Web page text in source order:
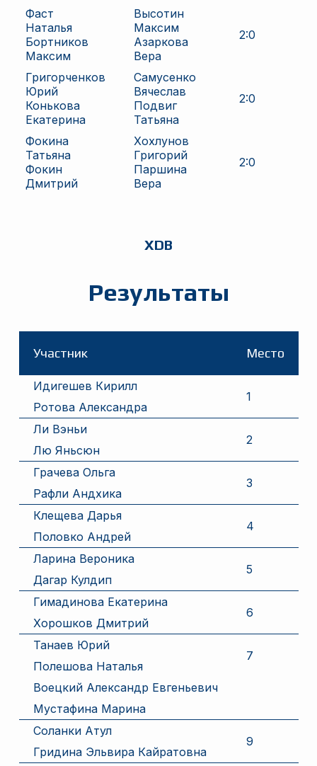
Фаст
Наталья
Бортников
Максим
Высотин
Максим
Азаркова
Вера
2:0
Григорченков
Юрий
Конькова
Екатерина
Самусенко
Вячеслав
Подвиг
Татьяна
2:0
Фокина
Татьяна
Фокин
Дмитрий
Хохлунов
Григорий
Паршина
Вера
2:0
XDB
Результаты
Участник Место
Идигешев Кирилл
1
Ротова Александра
Ли Вэньи
2
Лю Яньсюн
Грачева Ольга
3
Рафли Андхика
Клещева Дарья
4
Половко Андрей
Ларина Вероника
5
Дагар Кулдип
Гимадинова Екатерина
6
Хорошков Дмитрий
Танаев Юрий
7
Полешова Наталья
Воецкий Александр Евгеньевич
Мустафина Марина
Соланки Атул
9
Гридина Эльвира Кайратовна